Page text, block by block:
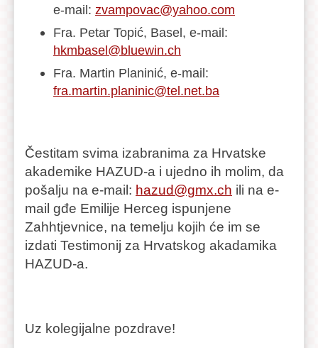
e-mail: zvampovac@yahoo.com
Fra. Petar Topić, Basel, e-mail:
hkmbasel@bluewin.ch
Fra. Martin Planinić, e-mail:
fra.martin.planinic@tel.net.ba
Čestitam svima izabranima za Hrvatske
akademike HAZUD-a i ujedno ih molim, da
pošalju na e-mail: hazud@gmx.ch ili na e-
mail gđe Emilije Herceg ispunjene
Zahhtjevnice, na temelju kojih će im se
izdati Testimonij za Hrvatskog akadamika
HAZUD-a.
Uz kolegijalne pozdrave!